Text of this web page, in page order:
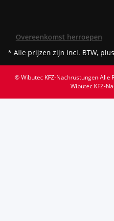
Overeenkomst herroepen
* Alle prijzen zijn incl. BTW, plus
© Wibutec KFZ-NachrüstungenAlle
Wibutec KFZ-